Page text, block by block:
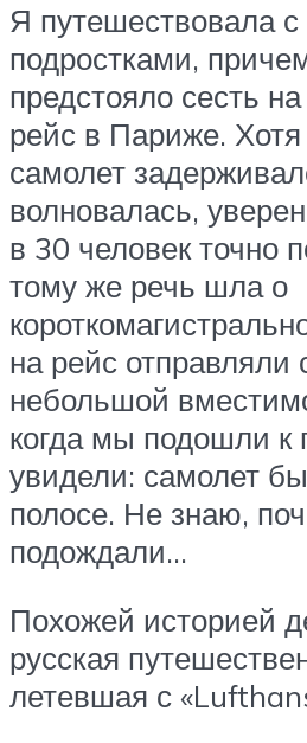
Я путешествовала
подростками,
предстояло сесть
рейс в Париже.
самолет
волновалась,
в 30 человек точно
тому же речь шла о
на рейс отправляли
небольшой
когда мы подошли к
увидели: самолет
полосе. Не знаю,
подождали…
Похожей историей
русская
летевшая с